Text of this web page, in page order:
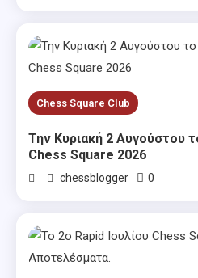
Chess Square Club
Την Κυριακή 2 Αυγούστου
Chess Square 2026
chessblogger 0